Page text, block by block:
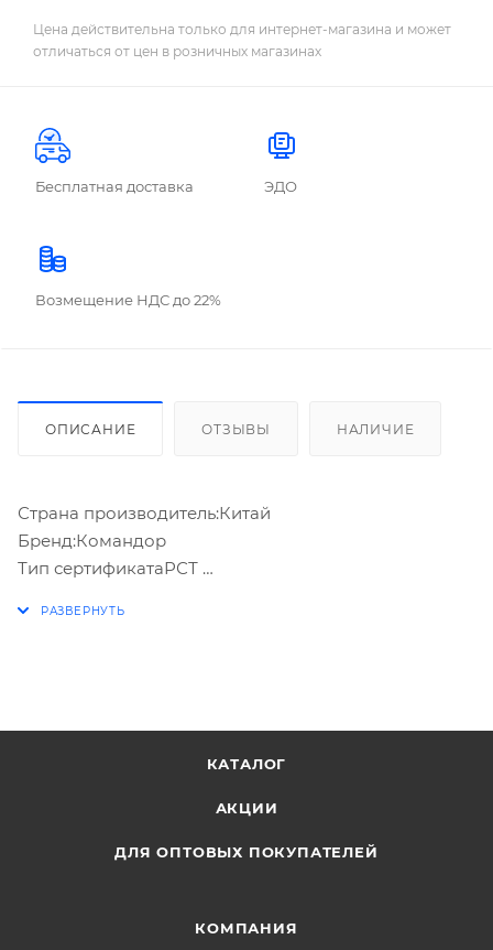
Цена действительна только для интернет-магазина и может
отличаться от цен в розничных магазинах
Бесплатная доставка ЭДО
Возмещение НДС до 22%
ОПИСАНИЕ ОТЗЫВЫ НАЛИЧИЕ
Страна производитель:Китай
Бренд:Командор
Тип сертификатаРСТ
КАТАЛОГ
АКЦИИ
ДЛЯ ОПТОВЫХ ПОКУПАТЕЛЕЙ
КОМПАНИЯ